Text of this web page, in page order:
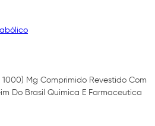
Mg Comprimido Revestido Com
Do Brasil Quimica E Farmaceutica